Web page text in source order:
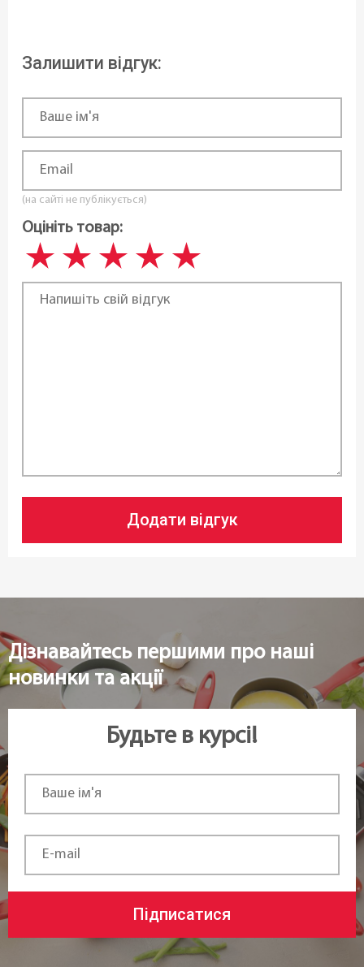
Ширина:
Країна реєстрація бренду:
Чехія
Залишити відгук:
(на сайті не публікується)
Оцініть товар:
Додати відгук
Дізнавайтесь першими про наші
новинки та акції
Будьте в курсі!
Підписатися